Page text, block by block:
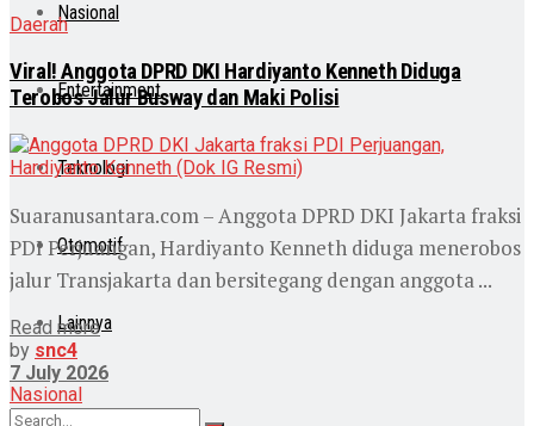
Nasional
Entertainment
Teknologi
Otomotif
Lainnya
Daerah
Viral! Anggota DPRD DKI Hardiyanto Kenneth Diduga
Terobos Jalur Busway dan Maki Polisi
Suaranusantara.com – Anggota DPRD DKI Jakarta fraksi
PDI Perjuangan, Hardiyanto Kenneth diduga menerobos
jalur Transjakarta dan bersitegang dengan anggota ...
Read more
by snc4
7 July 2026
Nasional